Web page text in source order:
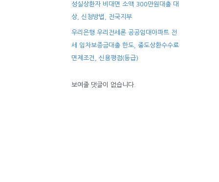
성실상환자 비대면 소액 300만원대출 대
상, 신청방법, 전국지부
우리은행 우리전세론 공공임대아파트 전
세 임차보증금대출 한도, 중도상환수수료
면제조건, 신용평점(등급)
보여줄 댓글이 없습니다.